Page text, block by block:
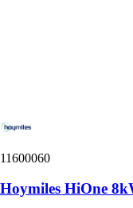
11600060
Hoymiles HiOne